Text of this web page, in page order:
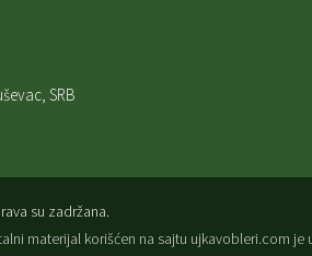
SRB
su zadržana.
materijal korišćen na sajtu ujkavobleri.com